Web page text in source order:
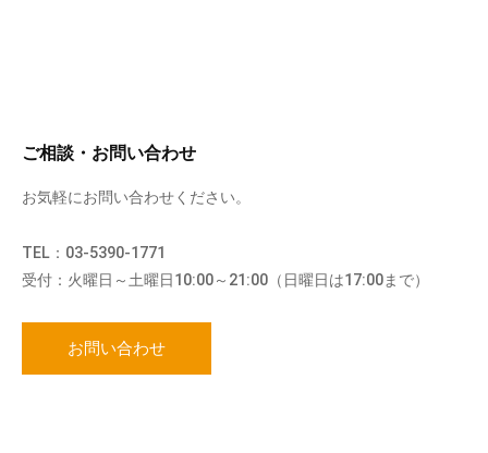
ご相談・お問い合わせ
お気軽にお問い合わせください。
TEL：03-5390-1771
受付：火曜日～土曜日10:00～21:00（日曜日は17:00まで）
お問い合わせ